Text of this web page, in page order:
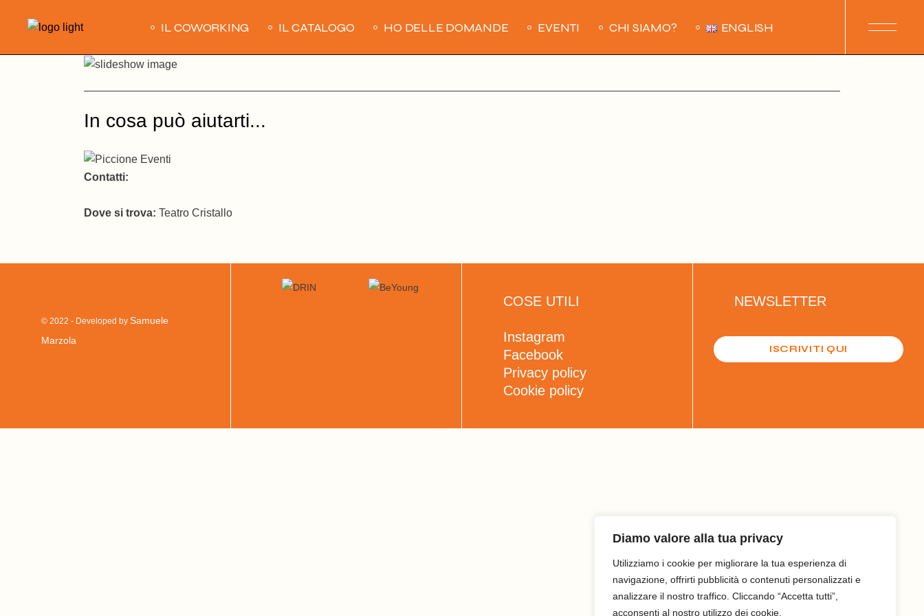
Diamo valore alla tua privacy
Utilizziamo i cookie per migliorare la tua esperienza di
navigazione, offrirti pubblicità o contenuti personalizzati e
analizzare il nostro traffico. Cliccando “Accetta tutti”,
acconsenti al nostro utilizzo dei cookie.
IL COWORKING IL CATALOGO HO DELLE DOMANDE EVENTI CHI SIAMO? ENGLISH
In cosa può aiutarti...
Contatti:
Dove si trova: Teatro Cristallo
© 2022 - Developed by Samuele
Marzola
COSE UTILI
Instagram
Facebook
Privacy policy
Cookie policy
NEWSLETTER
ISCRIVITI QUI